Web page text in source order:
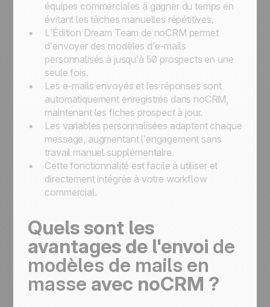
équipes commerciales à gagner du temps en
évitant les tâches manuelles répétitives.
L’Édition Dream Team de noCRM permet
d’envoyer des modèles d’e-mails
personnalisés à jusqu’à 50 prospects en une
seule fois.
Les e-mails envoyés et les réponses sont
automatiquement enregistrés dans noCRM,
maintenant les fiches prospect à jour.
Les variables personnalisées adaptent chaque
message, augmentant l’engagement sans
travail manuel supplémentaire.
Cette fonctionnalité est facile à utiliser et
directement intégrée à votre workflow
commercial.
Quels sont les
avantages de l'envoi de
modèles de mails en
masse avec noCRM ?